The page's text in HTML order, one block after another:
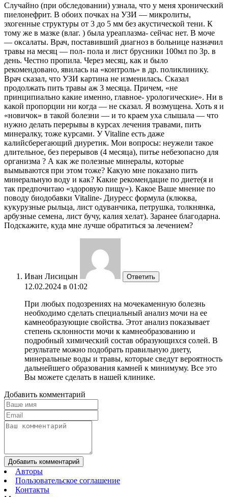
Случайно (при обследовании) узнала, что у меня хронический
пиелонефрит. В обоих почках на УЗИ — микролиты,
эхогенные структуры от 3 до 5 мм без акустической тени. К
тому же в мазке (влаг. ) была уреаплазма- сейчас нет. В моче
— оксалаты. Врач, поставивший диагноз в больнице назначил
травы на месяц — пол- пола и лист брусники 100мл по 3р. в
день. Честно пропила. Через месяц, как и было
рекомендовано, явилась на «контроль» в др. поликлинику.
Врач сказал, что УЗИ картина не изменилась. Сказал
продолжать пить травы аж 3 месяца. Причем, «не
принципиально какие именно, главное- урологические». Ни в
какой пропорции ни когда — не сказал. Я возмущена. Хоть я и
«новичок» в такой болезни — и то краем уха слышала — что
нужно делать перерывы в курсах лечения травами, пить
минералку, тоже курсами. У Vitaline есть даже
калийсберегающий диуретик. Мои вопросы: неужели такое
длительное, без перерывов (4 месяца), питье небезопасно для
организма ? А как же полезные минералы, которые
вымываются при этом тоже? Какую мне показано пить
минеральную воду и как? Какие рекомендацие по диете(я и
так предпочитаю «здоровую пищу»). Какое Ваше мнение по
поводу биодобавки Vitaline- Диуресс формула (клюква,
кукурузные рыльца, лист одуванчика, петрушка, толкнянка,
арбузные семена, лист бучу, калия хелат). Заранее благодарна.
Подскажите, куда мне лучше обратиться за лечением?
Иван Лисицын Ответить
12.02.2024 в 01:02
При любых подозрениях на мочекаменную болезнь
необходимо сделать специальный анализ мочи на ее
камнеобразующие свойства. Этот анализ показывает
степень склонности мочи к камнеобразованию и
подробный химический состав образующихся солей. В
результате можно подобрать правильную диету,
минеральные воды и травы, которые сведут вероятность
дальнейшего образования камней к минимуму. Все это
Вы можете сделать в нашей клинике.
Добавить комментарий
Добавить комментарий
Авторы
Пользовательское соглашение
Контакты